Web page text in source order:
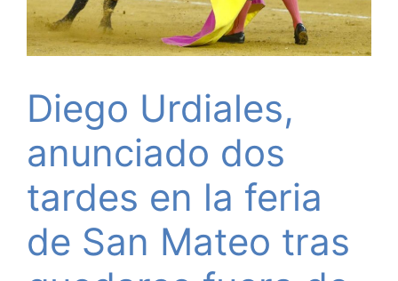
Diego Urdiales,
anunciado dos
tardes en la feria
de San Mateo tras